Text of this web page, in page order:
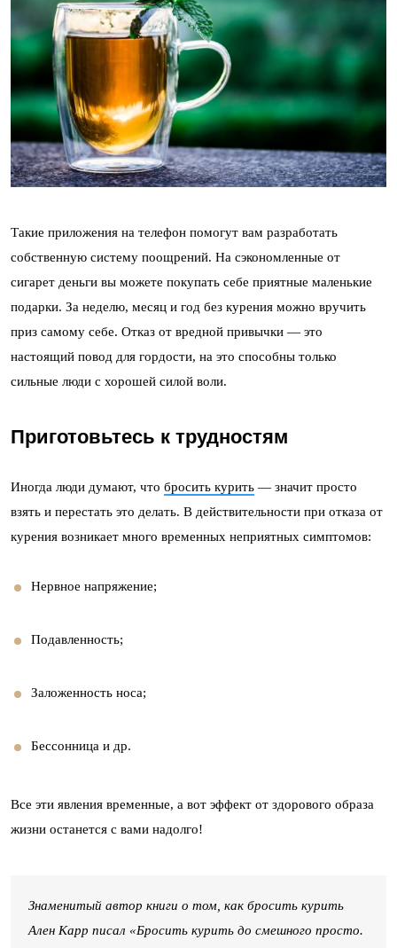
Такие приложения на телефон помогут вам разработать
собственную систему поощрений. На сэкономленные от
сигарет деньги вы можете покупать себе приятные маленькие
подарки. За неделю, месяц и год без курения можно вручить
приз самому себе. Отказ от вредной привычки — это
настоящий повод для гордости, на это способны только
сильные люди с хорошей силой воли.
Приготовьтесь к трудностям
Иногда люди думают, что бросить курить — значит просто
взять и перестать это делать. В действительности при отказа от
курения возникает много временных неприятных симптомов:
Нервное напряжение;
Подавленность;
Заложенность носа;
Бессонница и др.
Все эти явления временные, а вот эффект от здорового образа
жизни останется с вами надолго!
Знаменитый автор книги о том, как бросить курить
Ален Карр писал «Бросить курить до смешного просто.